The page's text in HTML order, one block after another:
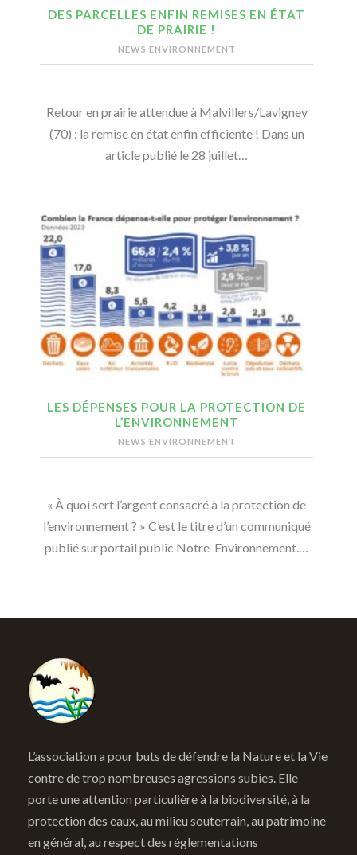
DES PARCELLES ENFIN REMISES EN ÉTAT
DE PRAIRIE !
NEWS ENVIRONNEMENT
Retour en prairie attendue à Malvillers/Lavigney
(70) : la remise en état enfin efficiente ! Dans un
article publié le 28 juillet…
LES DÉPENSES POUR LA PROTECTION DE
L’ENVIRONNEMENT
NEWS ENVIRONNEMENT
« À quoi sert l’argent consacré à la protection de
l’environnement ? » C’est le titre d’un communiqué
publié sur portail public Notre-Environnement.…
L’association a pour buts de défendre la Nature et la Vie
contre de trop nombreuses agressions subies. Elle
porte une attention particulière à la biodiversité, à la
protection des eaux, au milieu souterrain, au patrimoine
en général, au respect des réglementations